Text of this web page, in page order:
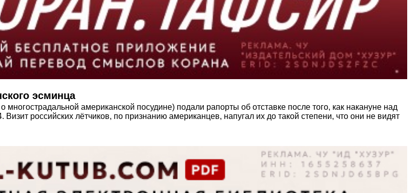
эсминца
американской посудине) подали рапорты об отставке после того, как накануне над
российских лётчиков, по признанию американцев, напугал их до такой степени, что они не видят